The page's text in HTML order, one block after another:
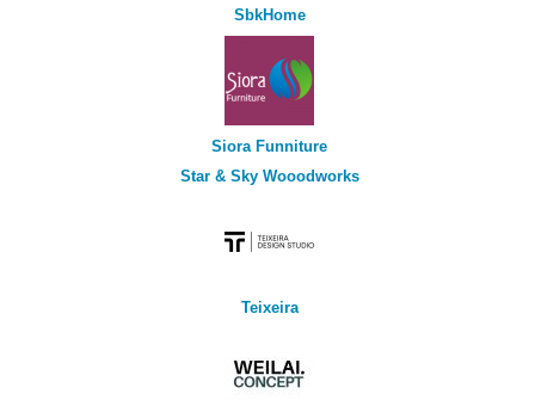
SbkHome
Siora Funniture
Star & Sky Wooodworks
Teixeira